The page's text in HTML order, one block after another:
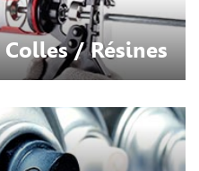
/ Résines